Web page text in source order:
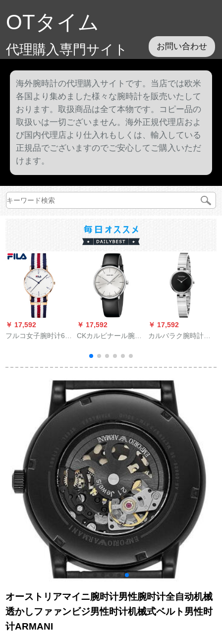
OTタイム
代理購入専門サイト お問い合わせ
海外腕時計の代理購入サイトです。当店では欧米
各国より集めました様々な腕時計を販売いたして
おります。取扱商品は全て本物です。コピー品の
取扱いは一切ございません。海外正規代理店およ
び国内代理店より仕入れもしくは、輸入している
正規品でございますのでご安心してご購入いただ
けます。
￥ 17,592
フルコ女子腕时计633
白バスターレボ女101
￥ 17,592
CKカルビナール腕時
简素化縞のツ男腕時
計K 8 M 211 C 6
￥ 17,592
カルバラク腕時計純
シンドファンド女性
モデルK 8 G 23141
オーストリアマイニ腕时计男性腕时计全自动机械
透かしファァンビジ男性时计机械式ベルト男性时
计ARMANI